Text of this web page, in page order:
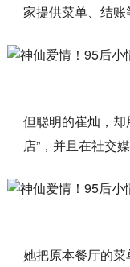
家提供菜单、结账
但聪明的崔灿，
店”，并且在社交
她把原本餐厅的